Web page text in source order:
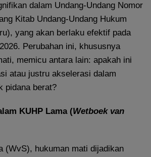
dalam Undang-Undang Nomor
Kitab Undang-Undang Hukum
yang akan berlaku efektif pada
Perubahan ini, khususnya
memicu antara lain: apakah ini
atau justru akselerasi dalam
pidana berat?
KUHP Lama (Wetboek van
(WvS), hukuman mati dijadikan